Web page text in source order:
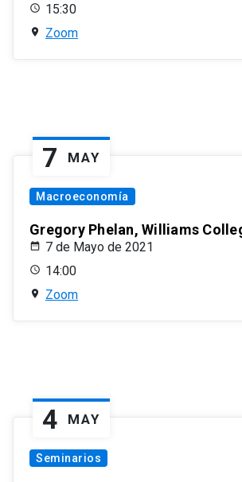
15:30
Zoom
7 MAY
Macroeconomía
Gregory Phelan, Williams
7 de Mayo de 2021
14:00
Zoom
4 MAY
Seminarios